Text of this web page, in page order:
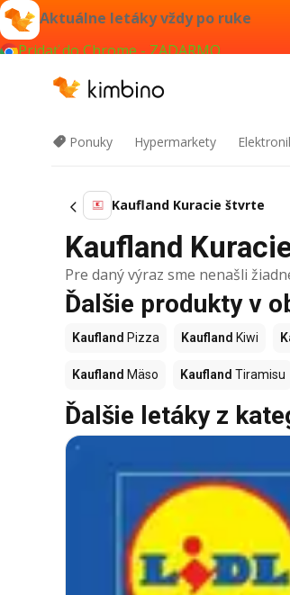
Aktuálne letáky vždy po ruke
Pridať do Chrome - ZADARMO
Ponuky Hypermarkety
Kaufland Kuracie štvrte
Kaufland
Pre daný výraz sme nenašli
Ďalšie produkty v
Kaufland Pizza Kaufland Kiwi
Kaufland Mäso Kaufland Tiramisu
Ďalšie letáky z